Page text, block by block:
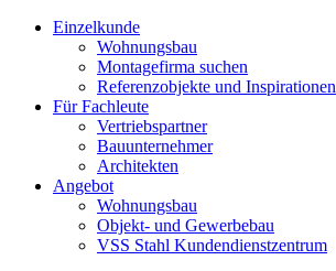
Einzelkunde
Wohnungsbau
Montagefirma suchen
Referenzobjekte und Inspirationen
Für Fachleute
Vertriebspartner
Bauunternehmer
Architekten
Angebot
Wohnungsbau
Objekt- und Gewerbebau
VSS Stahl Kundendienstzentrum